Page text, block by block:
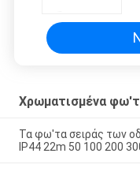
Χρωματισμένα
Τα φω'τα σειράς των
IP44 22m 50 100 200